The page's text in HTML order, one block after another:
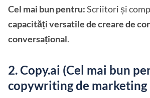
Cel mai bun pentru:Scriitori și
capacități versatile de creare de
conversațional.
2. Copy.ai (Cel mai bun
copywriting de marketing